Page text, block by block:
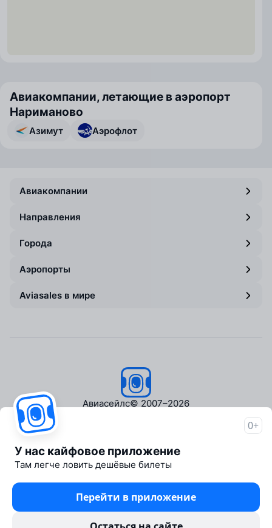
Авиакомпании, летающие в аэропорт
Нариманово
Азимут Аэрофлот
Авиакомпании
Направления
Города
Аэропорты
Aviasales в мире
Авиасейлс© 2007–2026
Пресс‑центр
Travelpayouts
Партнёрская программа
Медиа Yo'lovchi
Трэвел‑медиа Aviasales.uz
0+
У нас кайфовое приложение
Там легче ловить дешёвые билеты
Перейти в приложение